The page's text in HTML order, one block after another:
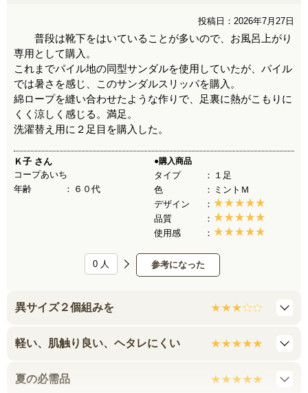
投稿日：2026年7月27日
普段は靴下をはいていることが多いので、お風呂上がり
専用として購入。
これまでパイル地の同型サンダルを使用していたが、パイル
では暑さを感じ、このサンダルスリッパを購入。
綿ロープを縫い合わせたような作りで、足裏に熱がこもりに
くく涼しく感じる。満足。
洗濯替え用に２足目を購入した。
Ｋ子 さん
コープあいち
年齢
６０代
●購入商品
タイプ
１足
色
ミントＭ
デザイン
品質
使用感
参考になった
0 人
異サイズ２個組みを
軽い、肌触り良い、ヘタレにくい
夏の必需品